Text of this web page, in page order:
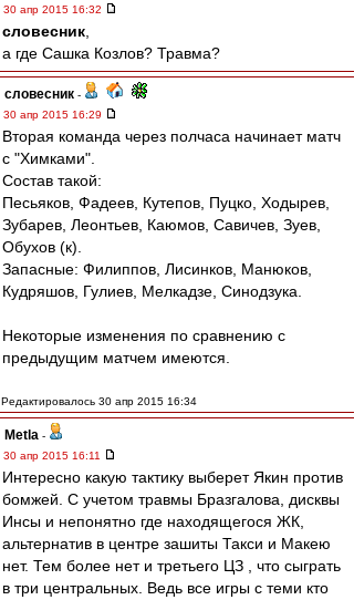
30 апр 2015 16:32
словесник
а где Сашка Козлов? Травма?
словесник -
30 апр 2015 16:29
Вторая команда через полчаса начинает матч
с "Химками".
Состав такой:
Песьяков, Фадеев, Кутепов, Пуцко, Ходырев,
Зубарев, Леонтьев, Каюмов, Савичев, Зуев,
Обухов (к).
Запасные: Филиппов, Лисинков, Манюков,
Кудряшов, Гулиев, Мелкадзе, Синодзука.
Некоторые изменения по сравнению с
предыдущим матчем имеются.
Редактировалось 30 апр 2015 16:34
Metla -
30 апр 2015 16:11
Интересно какую тактику выберет Якин против
бомжей. С учетом травмы Бразгалова, дисквы
Инсы и непонятно где находящегося ЖК,
альтернатив в центре зашиты Такси и Макею
нет. Тем более нет и третьего ЦЗ , что сыграть
в три центральных. Ведь все игры с теми кто